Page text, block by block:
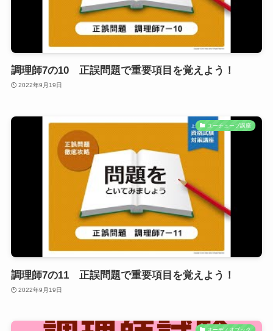
調理師7の10 正誤問題で重要項目を覚えよう！
2022年9月19日
ユーチューブ講座
調理師7の11 正誤問題で重要項目を覚えよう！
2022年9月19日
オーディオブック